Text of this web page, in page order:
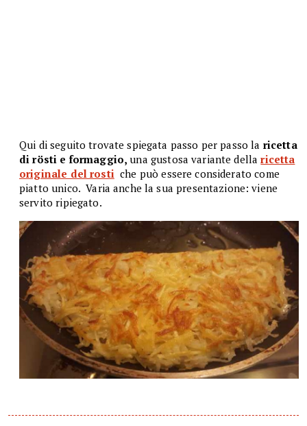
Qui di seguito trovate spiegata passo per passo la ricetta
di rösti e formaggio,una gustosa variante dellaricetta
originale del rostiche può essere considerato come
piatto unico. Varia anche la sua presentazione: viene
servito ripiegato.